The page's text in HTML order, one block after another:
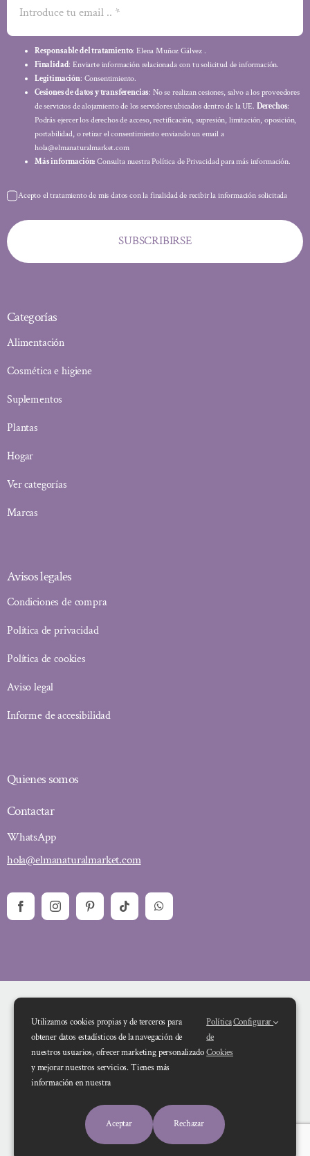
Responsable del tratamiento: Elena Muñoz Gálvez .
Finalidad: Enviarte información relacionada con tu solicitud de información.
Legitimación: Consentimiento.
Cesiones de datos y transferencias: No se realizan cesiones, salvo a los proveedores
de servicios de alojamiento de los servidores ubicados dentro de la UE. Derechos:
Podrás ejercer los derechos de acceso, rectificación, supresión, limitación, oposición,
portabilidad, o retirar el consentimiento enviando un email a
hola@elmanaturalmarket.com
Más información: Consulta nuestra Política de Privacidad para más información.
Acepto el tratamiento de mis datos con la finalidad de recibir la información solicitada
SUBSCRIBIRSE
Categorías
Alimentación
Cosmética e higiene
Suplementos
Plantas
Hogar
Ver categorías
Marcas
Avisos legales
Condiciones de compra
Política de privacidad
Política de cookies
Aviso legal
Informe de accesibilidad
Quienes somos
Contactar
WhatsApp
hola@elmanaturalmarket.com
Financiado por la Unión Europea – NextGenerationEU. Sin embargo, los
autores y no reflejan necesariamente los de la Unión Europea o la Comisión
Europea. Ni la Unión Europea ni la Comisión Europea pueden ser consideradas
responsables de las mismas
Utilizamos cookies propias y de terceros para
obtener datos estadísticos de la navegación de
nuestros usuarios, ofrecer marketing personalizado
y mejorar nuestros servicios. Tienes más
información en nuestra
Política
de
Cookies
Configurar
Aceptar Rechazar